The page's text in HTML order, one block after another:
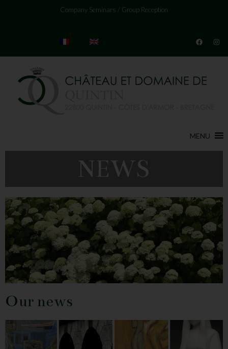
Company Seminars / Group Reception
MENU
NEWS
Our news